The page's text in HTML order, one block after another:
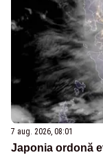
7 aug. 2026, 08:01
Japonia ordonă